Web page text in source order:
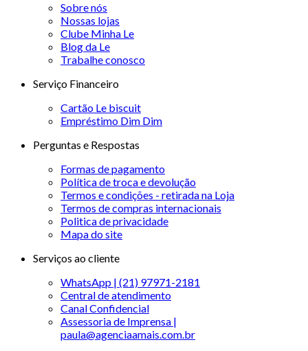
Sobre nós
Nossas lojas
Clube Minha Le
Blog da Le
Trabalhe conosco
Serviço Financeiro
Cartão Le biscuit
Empréstimo Dim Dim
Perguntas e Respostas
Formas de pagamento
Política de troca e devolução
Termos e condições - retirada na Loja
Termos de compras internacionais
Politica de privacidade
Mapa do site
Serviços ao cliente
WhatsApp | (21) 97971-2181
Central de atendimento
Canal Confidencial
Assessoria de Imprensa |
paula@agenciaamais.com.br